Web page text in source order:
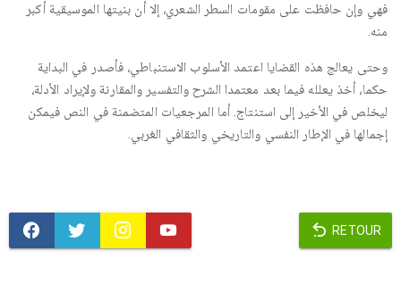
فهي وإن حافظت على مقومات السطر الشعري، إلا أن بنيتها الموسيقية أكبر
منه.
وحتى يعالج هذه القضايا اعتمد الأسلوب الاستنباطي، فأصدر في البداية
حكما، أخذ يعلله فيما بعد معتمدا الشرح والتفسير والمقارنة ولإيراد الأدلة،
ليخلص في الأخير إلى استنتاج. أما المرجعيات المتضمنة في النص فيمكن
إجمالها في الإطار النفسي والتاريخي والثقافي الغربي.
RETOUR